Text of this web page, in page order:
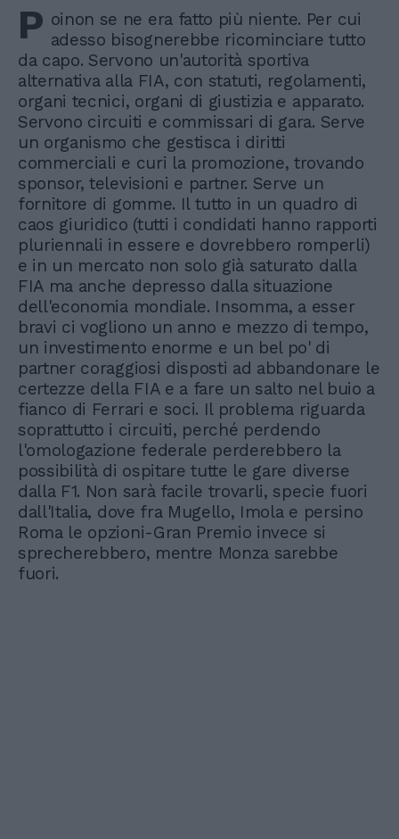
P oinon se ne era fatto più niente. Per cui
adesso bisognerebbe ricominciare tutto
da capo. Servono un'autorità sportiva
alternativa alla FIA, con statuti, regolamenti,
organi tecnici, organi di giustizia e apparato.
Servono circuiti e commissari di gara. Serve
un organismo che gestisca i diritti
commerciali e curi la promozione, trovando
sponsor, televisioni e partner. Serve un
fornitore di gomme. Il tutto in un quadro di
caos giuridico (tutti i condidati hanno rapporti
pluriennali in essere e dovrebbero romperli)
e in un mercato non solo già saturato dalla
FIA ma anche depresso dalla situazione
dell'economia mondiale. Insomma, a esser
bravi ci vogliono un anno e mezzo di tempo,
un investimento enorme e un bel po' di
partner coraggiosi disposti ad abbandonare le
certezze della FIA e a fare un salto nel buio a
fianco di Ferrari e soci. Il problema riguarda
soprattutto i circuiti, perché perdendo
l'omologazione federale perderebbero la
possibilità di ospitare tutte le gare diverse
dalla F1. Non sarà facile trovarli, specie fuori
dall'Italia, dove fra Mugello, Imola e persino
Roma le opzioni-Gran Premio invece si
sprecherebbero, mentre Monza sarebbe
fuori.